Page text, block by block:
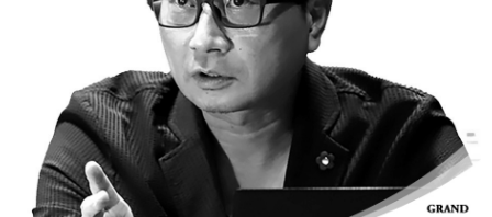
資料請求
お問い合わせ
ご寄附のお願い